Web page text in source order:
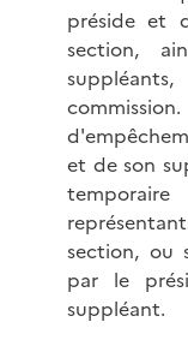
préside et
section,
et de son
section, ou
par le
suppléant.